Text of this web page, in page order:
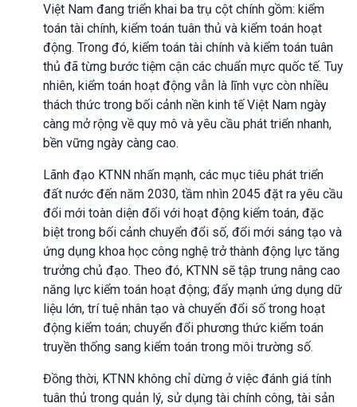
Việt Nam đang triển khai ba trụ cột chính gồm: kiểm
toán tài chính, kiểm toán tuân thủ và kiểm toán hoạt
động. Trong đó, kiểm toán tài chính và kiểm toán tuân
thủ đã từng bước tiệm cận các chuẩn mực quốc tế. Tuy
nhiên, kiểm toán hoạt động vẫn là lĩnh vực còn nhiều
thách thức trong bối cảnh nền kinh tế Việt Nam ngày
càng mở rộng về quy mô và yêu cầu phát triển nhanh,
bền vững ngày càng cao.
Lãnh đạo KTNN nhấn mạnh, các mục tiêu phát triển
đất nước đến năm 2030, tầm nhìn 2045 đặt ra yêu cầu
đổi mới toàn diện đối với hoạt động kiểm toán, đặc
biệt trong bối cảnh chuyển đổi số, đổi mới sáng tạo và
ứng dụng khoa học công nghệ trở thành động lực tăng
trưởng chủ đạo. Theo đó, KTNN sẽ tập trung nâng cao
năng lực kiểm toán hoạt động; đẩy mạnh ứng dụng dữ
liệu lớn, trí tuệ nhân tạo và chuyển đổi số trong hoạt
động kiểm toán; chuyển đổi phương thức kiểm toán
truyền thống sang kiểm toán trong môi trường số.
Đồng thời, KTNN không chỉ dừng ở việc đánh giá tính
tuân thủ trong quản lý, sử dụng tài chính công, tài sản